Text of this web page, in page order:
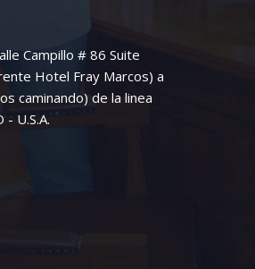
Campillo # 86 Suite
Hotel Fray Marcos) a
caminando) de la linea
- U.S.A.